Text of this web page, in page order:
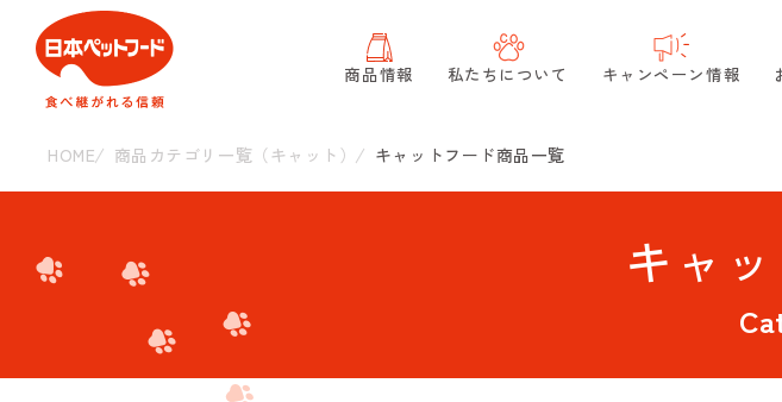
商品情報 私たちについて キャンペーン情報
HOME 商品カテゴリ一覧（キャット） キャットフード商品一覧
キャ